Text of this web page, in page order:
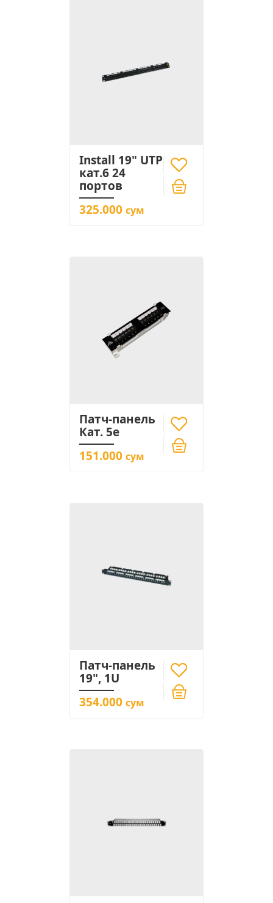
Install 19" UTP
кат.6 24
портов
325.000 сум
Патч-панель
Кат. 5е
151.000 сум
Патч-панель
19", 1U
354.000 сум